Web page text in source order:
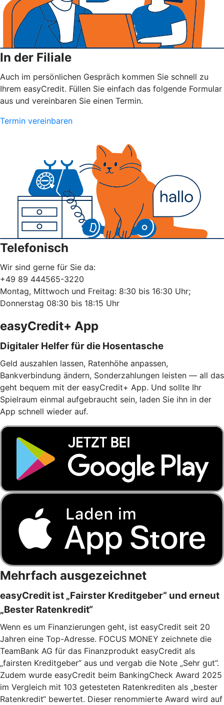
In der Filiale
Auch im persönlichen Gespräch kommen Sie schnell zu
Ihrem easyCredit. Füllen Sie einfach das folgende Formular
aus und vereinbaren Sie einen Termin.
Termin vereinbaren
Telefonisch
Wir sind gerne für Sie da:
+49 89 444565-3220
Montag, Mittwoch und Freitag: 8:30 bis 16:30 Uhr;
Donnerstag 08:30 bis 18:15 Uhr
easyCredit+ App
Digitaler Helfer für die Hosentasche
Geld auszahlen lassen, Ratenhöhe anpassen,
Bankverbindung ändern, Sonderzahlungen leisten — all das
geht bequem mit der easyCredit+ App. Und sollte Ihr
Spielraum einmal aufgebraucht sein, laden Sie ihn in der
App schnell wieder auf.
Mehrfach ausgezeichnet
easyCredit ist „Fairster Kreditgeber“ und erneut
„Bester Ratenkredit“
Wenn es um Finanzierungen geht, ist easyCredit seit 20
Jahren eine Top-Adresse. FOCUS MONEY zeichnete die
TeamBank AG für das Finanzprodukt easyCredit als
„fairsten Kreditgeber” aus und vergab die Note „Sehr gut”.
Zudem wurde easyCredit beim BankingCheck Award 2025
im Vergleich mit 103 getesteten Ratenkrediten als „bester
Ratenkredit“ bewertet. Dieser renommierte Award wird auf